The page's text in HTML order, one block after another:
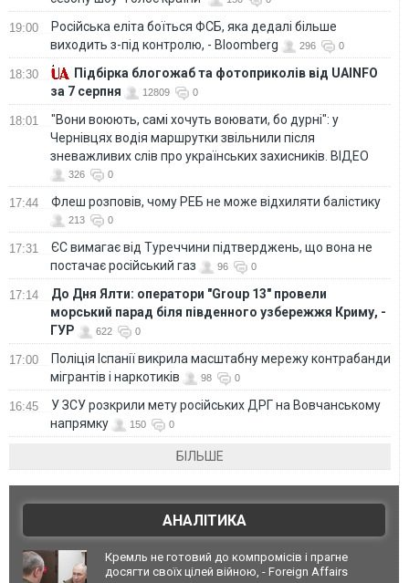
19:00
Російська еліта боїться ФСБ, яка дедалі більше
виходить з-під контролю, - Bloomberg
296 0
18:30
Підбірка блогожаб та фотоприколів від UAINFO
за 7 серпня
12809 0
18:01
"Вони воюють, самі хочуть воювати, бо дурні": у
Чернівцях водія маршрутки звільнили після
зневажливих слів про українських захисників. ВІДЕО
326 0
17:44 Флеш розповів, чому РЕБ не може відхиляти балістику
213 0
17:31
ЄС вимагає від Туреччини підтверджень, що вона не
постачає російський газ
96 0
17:14
До Дня Ялти: оператори "Group 13" провели
морський парад біля південного узбережжя Криму, -
ГУР
622 0
17:00
Поліція Іспанії викрила масштабну мережу контрабанди
мігрантів і наркотиків
98 0
16:45
У ЗСУ розкрили мету російських ДРГ на Вовчанському
напрямку
150 0
БІЛЬШЕ
АНАЛІТИКА
Кремль не готовий до компромісів і прагне
досягти своїх цілей війною, - Foreign Affairs